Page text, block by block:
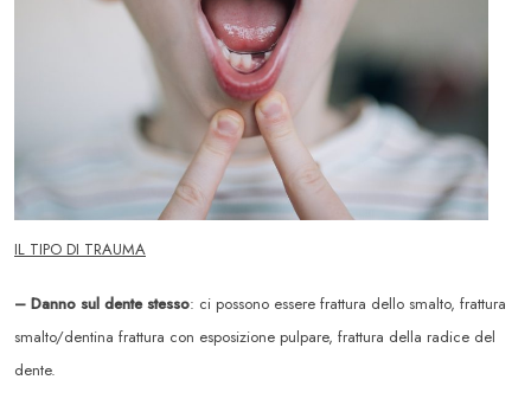
IL TIPO DI TRAUMA
– Danno sul dente stesso: ci possono essere frattura dello smalto, frattura
smalto/dentina frattura con esposizione pulpare, frattura della radice del
dente.